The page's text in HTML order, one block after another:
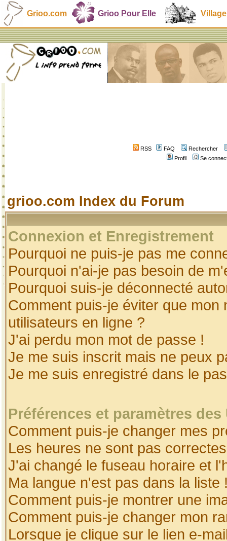
Grioo.com Grioo Pour Elle Village
RSS FAQ
Rechercher
Profil
Se
grioo.com Index du Forum
Connexion et Enregistrement
Pourquoi ne puis-je pas me
Pourquoi n'ai-je pas besoin de
Pourquoi suis-je déconnecté
Comment puis-je éviter que
utilisateurs en ligne ?
J'ai perdu mon mot de passe !
Je me suis inscrit mais ne peux
Je me suis enregistré dans le
Préférences et paramètres
Comment puis-je changer mes
Les heures ne sont pas
J'ai changé le fuseau horaire et
Ma langue n'est pas dans la liste
Comment puis-je montrer une
Comment puis-je changer mon
Lorsque je clique sur le lien e-